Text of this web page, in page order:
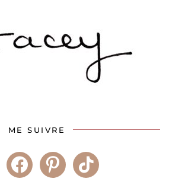
ME SUIVRE
facebookpinteresttiktok